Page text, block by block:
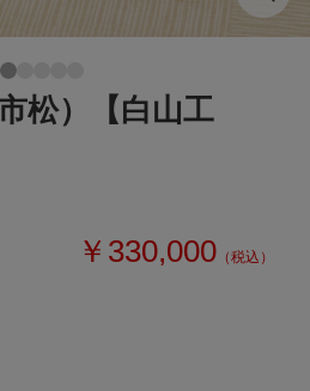
松）【白山工
￥330,000 （税込）